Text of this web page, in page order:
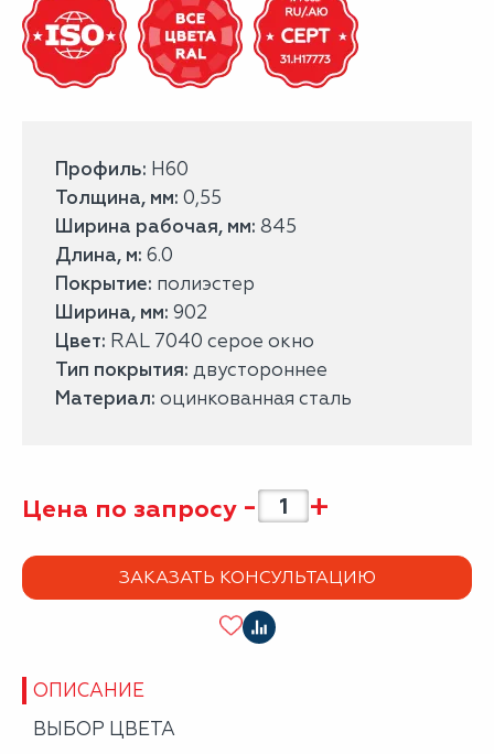
Профиль: H60
Толщина, мм: 0,55
Ширина рабочая, мм: 845
Длина, м: 6.0
Покрытие: полиэстер
Ширина, мм: 902
Цвет: RAL 7040 серое окно
Тип покрытия: двустороннее
Материал: оцинкованная сталь
Цена по запросу - +
ЗАКАЗАТЬ КОНСУЛЬТАЦИЮ
ОПИСАНИЕ
ВЫБОР ЦВЕТА